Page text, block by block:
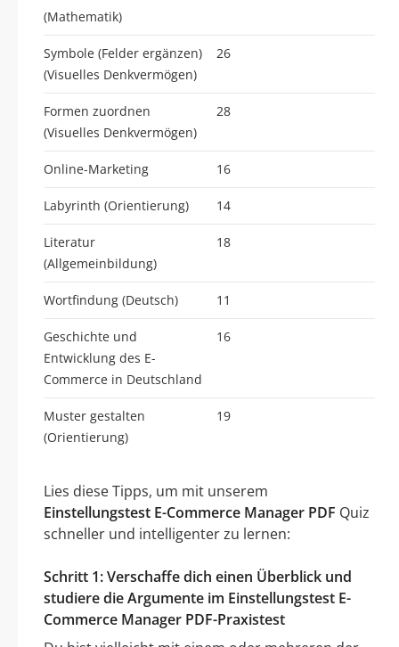
(Mathematik)
Symbole (Felder ergänzen)
(Visuelles Denkvermögen)
26
Formen zuordnen
(Visuelles Denkvermögen)
28
Online-Marketing 16
Labyrinth (Orientierung) 14
Literatur
(Allgemeinbildung)
18
Wortfindung (Deutsch) 11
Geschichte und
Entwicklung des E-
Commerce in Deutschland
16
Muster gestalten
(Orientierung)
19
Lies diese Tipps, um mit unserem
Einstellungstest E-Commerce Manager PDF Quiz
schneller und intelligenter zu lernen:
Schritt 1: Verschaffe dich einen Überblick und
studiere die Argumente im Einstellungstest E-
Commerce Manager PDF-Praxistest